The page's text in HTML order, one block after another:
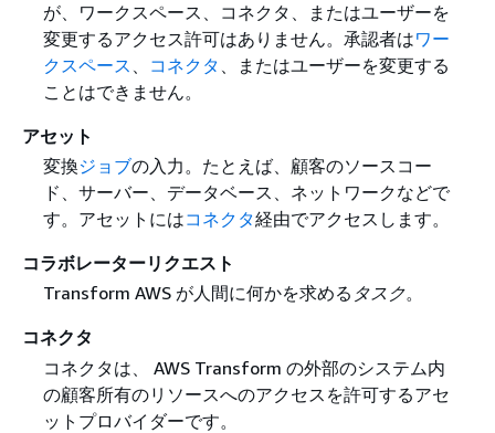
が、ワークスペース、コネクタ、またはユーザーを
変更するアクセス許可はありません。承認者はワー
クスペース 、 コネクタ 、またはユーザーを変更する
ことはできません。
アセット
変換ジョブの入力。たとえば、顧客のソースコー
ド、サーバー、データベース、ネットワークなどで
す。アセットにはコネクタ経由でアクセスします。
コラボレーターリクエスト
Transform AWS が人間に何かを求める タスク。
コネクタ
コネクタは、 AWS Transform の外部のシステム内
の顧客所有のリソースへのアクセスを許可するアセ
ットプロバイダーです。